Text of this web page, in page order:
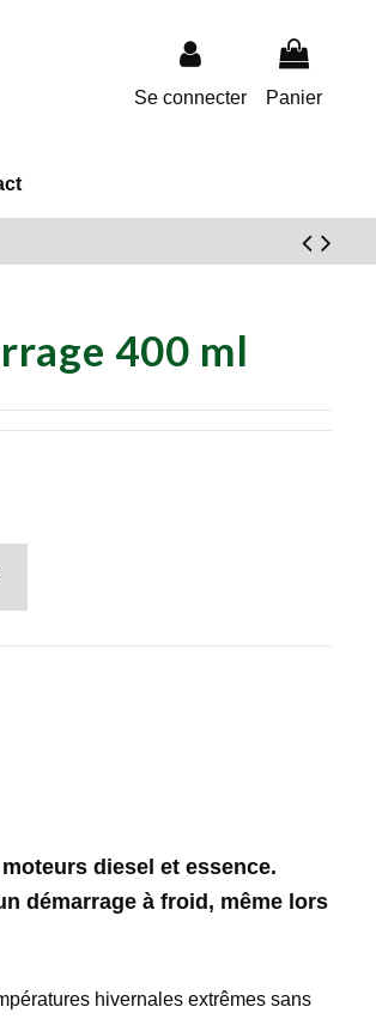
Se connecter Panier
400 ml
diesel et essence.
démarrage à froid, même lors
hivernales extrêmes sans